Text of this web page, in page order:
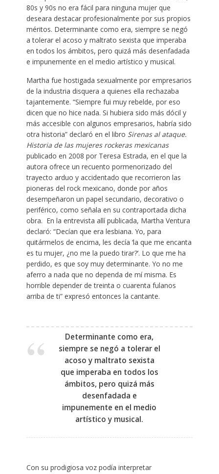
80s y 90s no era fácil para ninguna mujer que
deseara destacar profesionalmente por sus propios
méritos. Determinante como era, siempre se negó
a tolerar el acoso y maltrato sexista que imperaba
en todos los ámbitos, pero quizá más desenfadada
e impunemente en el medio artístico y musical.
Martha fue hostigada sexualmente por empresarios
de la industria disquera a quienes ella rechazaba
tajantemente. “Siempre fui muy rebelde, por eso
dicen que no hice nada. Si hubiera sido más dócil y
más accesible con algunos empresarios, habría sido
otra historia” declaró en el libro Sirenas al ataque.
Historia de las mujeres rockeras mexicanas
publicado en 2008 por Teresa Estrada, en el que la
autora ofrece un recuento pormenorizado del
trayecto arduo y accidentado que recorrieron las
pioneras del rock mexicano, donde por años
desempeñaron un papel secundario, decorativo o
periférico, como señala en su contraportada dicha
obra. En la entrevista allí publicada, Martha Ventura
declaró: “Decían que era lesbiana. Yo, para
quitármelos de encima, les decía ‘la que me encanta
es tu mujer, ¿no me la puedo tirar?’. Lo que me ha
perdido, es que soy muy determinante. Yo no me
aferro a nada que no dependa de mí misma. Es
horrible depender de treinta o cuarenta fulanos
arriba de ti” expresó entonces la cantante.
Determinante como era,
siempre se negó a tolerar el
acoso y maltrato sexista
que imperaba en todos los
ámbitos, pero quizá más
desenfadada e
impunemente en el medio
artístico y musical.
Con su prodigiosa voz podía interpretar